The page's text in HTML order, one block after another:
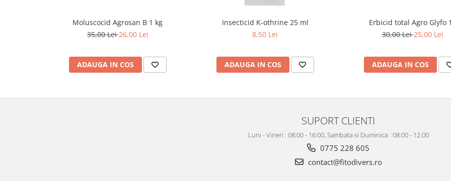
Moluscocid Agrosan B 1 kg
35,00 Lei26,00 Lei
ADAUGA IN COS
Insecticid K-othrine 25 ml
8,50 Lei
ADAUGA IN COS
Erbicid total Agro Glyfo
30,00 Lei25,00 Lei
ADAUGA IN COS
SUPORT CLIENTI
Luni - Vineri : 08:00 - 16:00, Sambata si Duminica : 08:00 - 12:00
0775 228 605
contact@fitodivers.ro